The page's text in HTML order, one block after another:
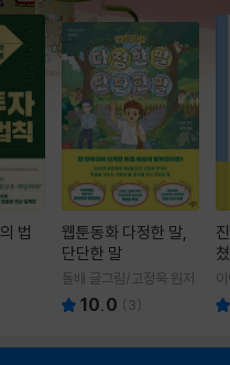
법
웹툰동화 다정한 말,
단단한 말
돌배 글그림/고정욱 원저
10.0 ( 3)